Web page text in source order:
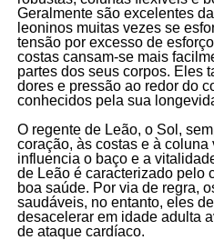
Geralmente são excelentes
leoninos muitas vezes se
tensão por excesso de
costas cansam-se mais
partes dos seus corpos. Eles
dores e pressão ao redor do
conhecidos pela sua
O regente de Leão, o Sol,
coração, às costas e à coluna
influencia o baço e a
de Leão é caracterizado pelo
boa saúde. Por via de regra,
saudáveis, no entanto, eles
desacelerar em idade adulta
de ataque cardíaco.